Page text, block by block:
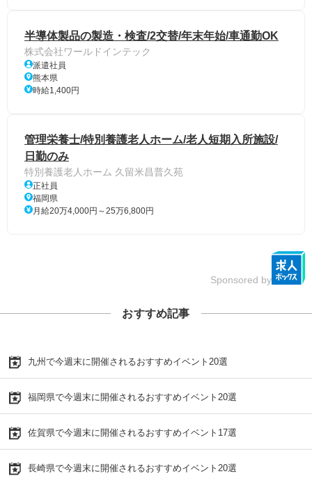
半導体製品の製造・検査/2交替/年末年始/車通勤OK
株式会社ワールドインテック
派遣社員
熊本県
時給1,400円
管理栄養士/特別養護老人ホーム/老人短期入所施設/
日勤のみ
特別養護老人ホーム 久留米昌普久苑
正社員
福岡県
月給20万4,000円～25万6,800円
Sponsored by
おすすめ記事
九州で今週末に開催されるおすすめイベント20選
福岡県で今週末に開催されるおすすめイベント20選
佐賀県で今週末に開催されるおすすめイベント17選
長崎県で今週末に開催されるおすすめイベント20選